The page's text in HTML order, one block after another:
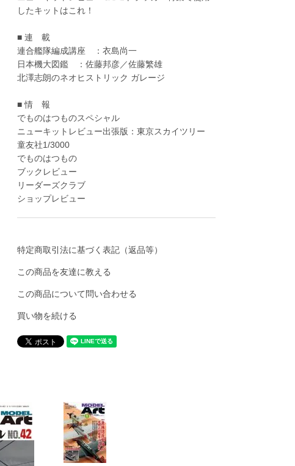
したキットはこれ！
■ 連 載
連合艦隊編成講座 ：衣島尚一
日本機大図鑑 ：佐藤邦彦／佐藤繁雄
北澤志朗のネオヒストリック ガレージ
■ 情 報
でものはつものスペシャル
ニューキットレビュー出張版：東京スカイツリー
童友社1/3000
でものはつもの
ブックレビュー
リーダーズクラブ
ショップレビュー
特定商取引法に基づく表記（返品等）
この商品を友達に教える
この商品について問い合わせる
買い物を続ける